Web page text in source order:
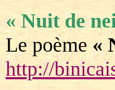
« Nuit de
Le poème «
http://